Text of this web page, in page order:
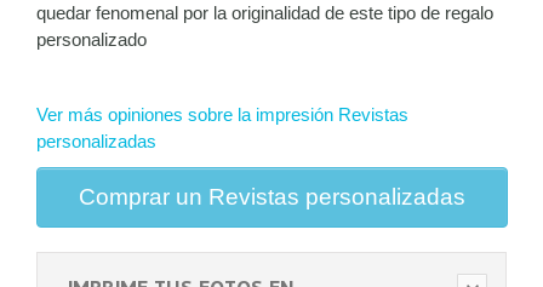
quedar fenomenal por la originalidad de este tipo de regalo
personalizado
Ver más opiniones sobre la impresión Revistas
personalizadas
Comprar un Revistas personalizadas